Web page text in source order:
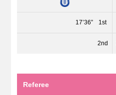
17’36” 1st
2nd
Referee